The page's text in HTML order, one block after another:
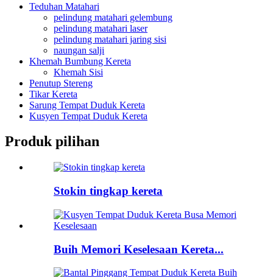
Teduhan Matahari
pelindung matahari gelembung
pelindung matahari laser
pelindung matahari jaring sisi
naungan salji
Khemah Bumbung Kereta
Khemah Sisi
Penutup Stereng
Tikar Kereta
Sarung Tempat Duduk Kereta
Kusyen Tempat Duduk Kereta
Produk pilihan
Stokin tingkap kereta
Buih Memori Keselesaan Kereta...